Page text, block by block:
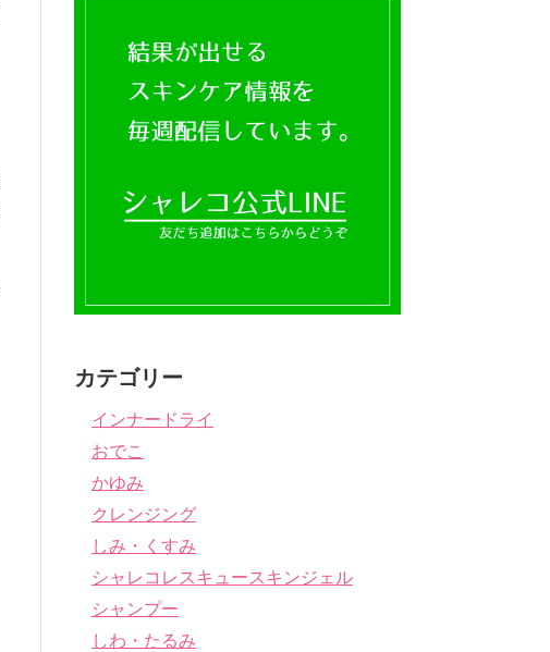
カテゴリー
インナードライ
おでこ
かゆみ
クレンジング
しみ・くすみ
シャレコレスキュースキンジェル
シャンプー
しわ・たるみ